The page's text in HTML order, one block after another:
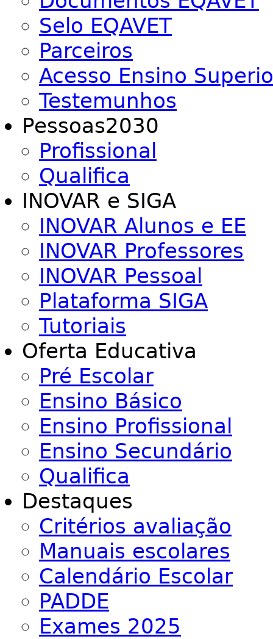
Selo EQAVET
Parceiros
Acesso Ensino
Testemunhos
Pessoas2030
Profissional
Qualifica
INOVAR e SIGA
INOVAR Alunos e EE
INOVAR Professores
INOVAR Pessoal
Plataforma SIGA
Tutoriais
Oferta Educativa
Pré Escolar
Ensino Básico
Ensino Profissional
Ensino Secundário
Qualifica
Destaques
Critérios avaliação
Manuais escolares
Calendário Escolar
PADDE
Exames 2025